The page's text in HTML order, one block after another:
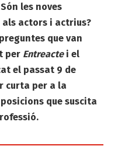
les noves
actors i actrius?
que van
per Entreactei el
el passat 9 de
curta per a la
que suscita